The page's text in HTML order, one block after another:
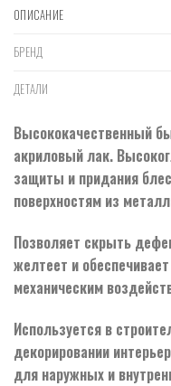
ОПИСАНИЕ
БРЕНД
ДЕТАЛИ
Высококачественный
акриловый лак.
защиты и придания
поверхностям из
Позволяет скрыть
желтеет и
механическим
Используется в
декорировании
для наружных и